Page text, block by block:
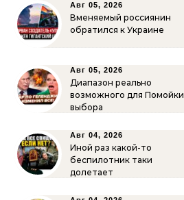
Авг 05, 2026
Вменяемый россиянин
обратился к Украине
Авг 05, 2026
Диапазон реально
возможного для Помойки
выбора
Авг 04, 2026
Иной раз какой-то
беспилотник таки
долетает